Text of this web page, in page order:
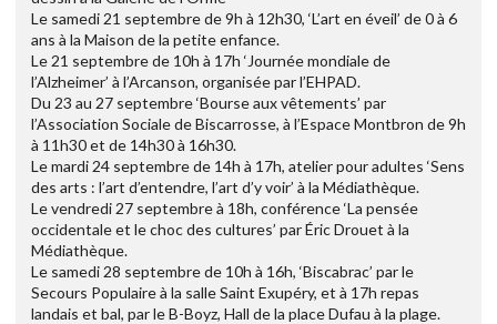
Le samedi 21 septembre de 9h à 12h30, ‘L’art en éveil’ de 0 à 6
ans à la Maison de la petite enfance.
Le 21 septembre de 10h à 17h ‘Journée mondiale de
l’Alzheimer’ à l’Arcanson, organisée par l’EHPAD.
Du 23 au 27 septembre ‘Bourse aux vêtements’ par
l’Association Sociale de Biscarrosse, à l’Espace Montbron de 9h
à 11h30 et de 14h30 à 16h30.
Le mardi 24 septembre de 14h à 17h, atelier pour adultes ‘Sens
des arts : l’art d’entendre, l’art d’y voir’ à la Médiathèque.
Le vendredi 27 septembre à 18h, conférence ‘La pensée
occidentale et le choc des cultures’ par Éric Drouet à la
Médiathèque.
Le samedi 28 septembre de 10h à 16h, ‘Biscabrac’ par le
Secours Populaire à la salle Saint Exupéry, et à 17h repas
landais et bal, par le B-Boyz, Hall de la place Dufau à la plage.